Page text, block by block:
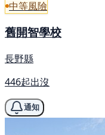
中等風險
舊開智學校
長野縣
446起出沒
通知